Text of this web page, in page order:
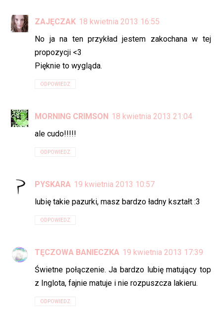
ZAJĘCZAK 18 kwietnia 2013 16:55
No ja na ten przykład jestem zakochana w tej
propozycji <3
Pięknie to wygląda.
ODPOWIEDZ
MORNING CRIMSON 18 kwietnia 2013 21:04
ale cudo!!!!!
ODPOWIEDZ
PYSKARA 19 kwietnia 2013 10:57
lubię takie pazurki, masz bardzo ładny kształt :3
ODPOWIEDZ
TĘCZOWA BANIECZKA 19 kwietnia 2013 17:39
Świetne połączenie. Ja bardzo lubię matujący top
z Inglota, fajnie matuje i nie rozpuszcza lakieru.
ODPOWIEDZ